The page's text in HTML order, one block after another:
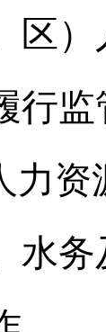
区
行监
力资
水